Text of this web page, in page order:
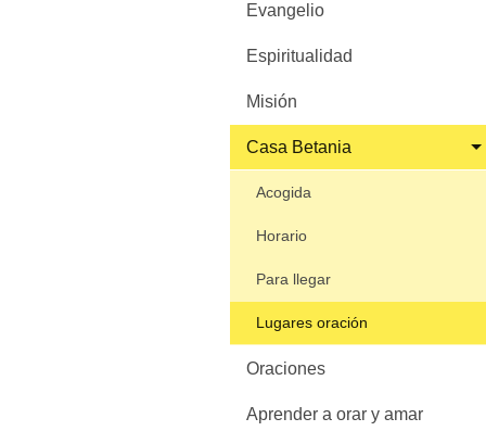
Evangelio
Espiritualidad
Misión
Casa Betania
Acogida
Horario
Para llegar
Lugares oración
Oraciones
Aprender a orar y amar